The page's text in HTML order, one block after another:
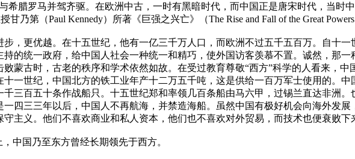
希腊罗马并驾齐驱。在欧洲中古，一时有黑暗时代，而中国正是唐宋时代，当时
乃第（Paul Kennedy）所著《巨强之兴亡》（The Rise and Fall of the Great
，更优越。在十五世纪，他有一亿三千万人口，而欧洲不过五千五百万。自十
的统一政府，给中国人社会一种统一和精巧，使外国访客羡慕不置。诚然，那
蒙古时，古老的秩序和学术依然如故。在受过教育尊敬“西方”科学的人看来，
一世纪，中国北方的铁工业年产十二万五千吨，这是供给一百万军士使用的。
三百五十条作战船只。十五世纪郑和率领几百条船由马六甲，过锡兰直达非洲
四三三年以后，中国人不再航海，并禁造海船。虽然中国有极好机会向海外发
主义。他们不喜欢商业和私人资本，他们也不喜欢对外贸易，而技术也便衰败下
中国乃至东方曾经长期领先于西方。